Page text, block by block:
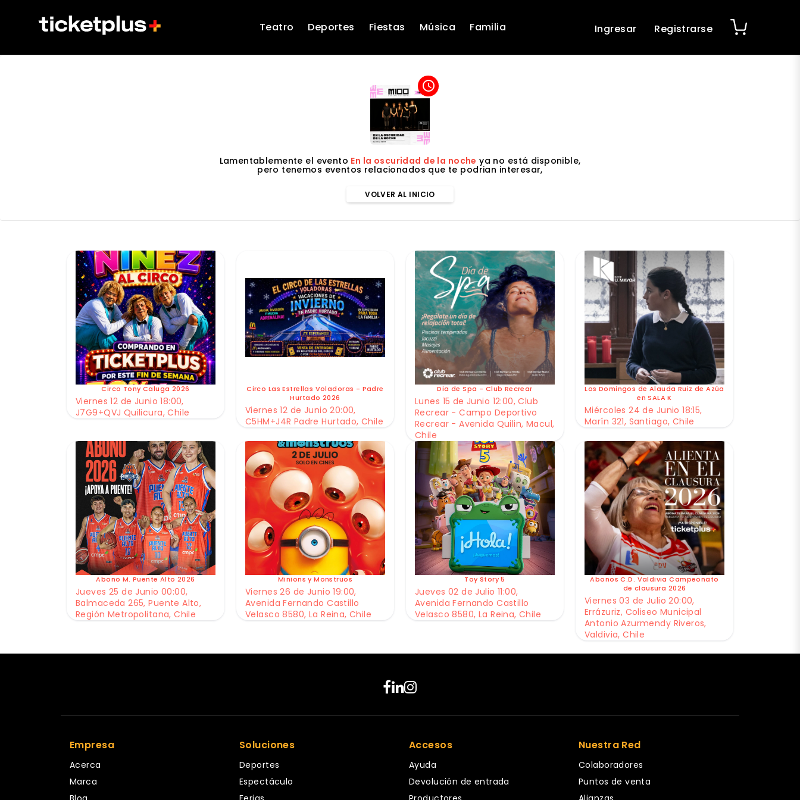
Teatro Deportes Fiestas Música Familia Ingresar Registrarse
access_time
Lamentablemente el evento En la oscuridad de la noche ya no está disponible,
pero tenemos eventos relacionados que te podrian interesar,
VOLVER AL INICIO
Circo Tony Caluga 2026
Viernes 12 de Junio 18:00,
J7G9+QVJ Quilicura, Chile
Circo Las Estrellas Voladoras - Padre
Hurtado 2026
Viernes 12 de Junio 20:00,
C5HM+J4R Padre Hurtado, Chile
Dia de Spa - Club Recrear
Lunes 15 de Junio 12:00, Club
Recrear - Campo Deportivo
Recrear - Avenida Quilin, Macul,
Chile
Los Domingos de Alauda Ruiz de Azúa
en SALA K
Miércoles 24 de Junio 18:15,
Marín 321, Santiago, Chile
Abono M. Puente Alto 2026
Jueves 25 de Junio 00:00,
Balmaceda 265, Puente Alto,
Región Metropolitana, Chile
Minions y Monstruos
Viernes 26 de Junio 19:00,
Avenida Fernando Castillo
Velasco 8580, La Reina, Chile
Toy Story 5
Jueves 02 de Julio 11:00,
Avenida Fernando Castillo
Velasco 8580, La Reina, Chile
Abonos C.D. Valdivia Campeonato
de clausura 2026
Viernes 03 de Julio 20:00,
Errázuriz, Coliseo Municipal
Antonio Azurmendy Riveros,
Valdivia, Chile
Empresa
Acerca
Marca
Soluciones
Deportes
Espectáculo
Accesos
Ayuda
Devolución de entrada
Nuestra Red
Colaboradores
Puntos de venta